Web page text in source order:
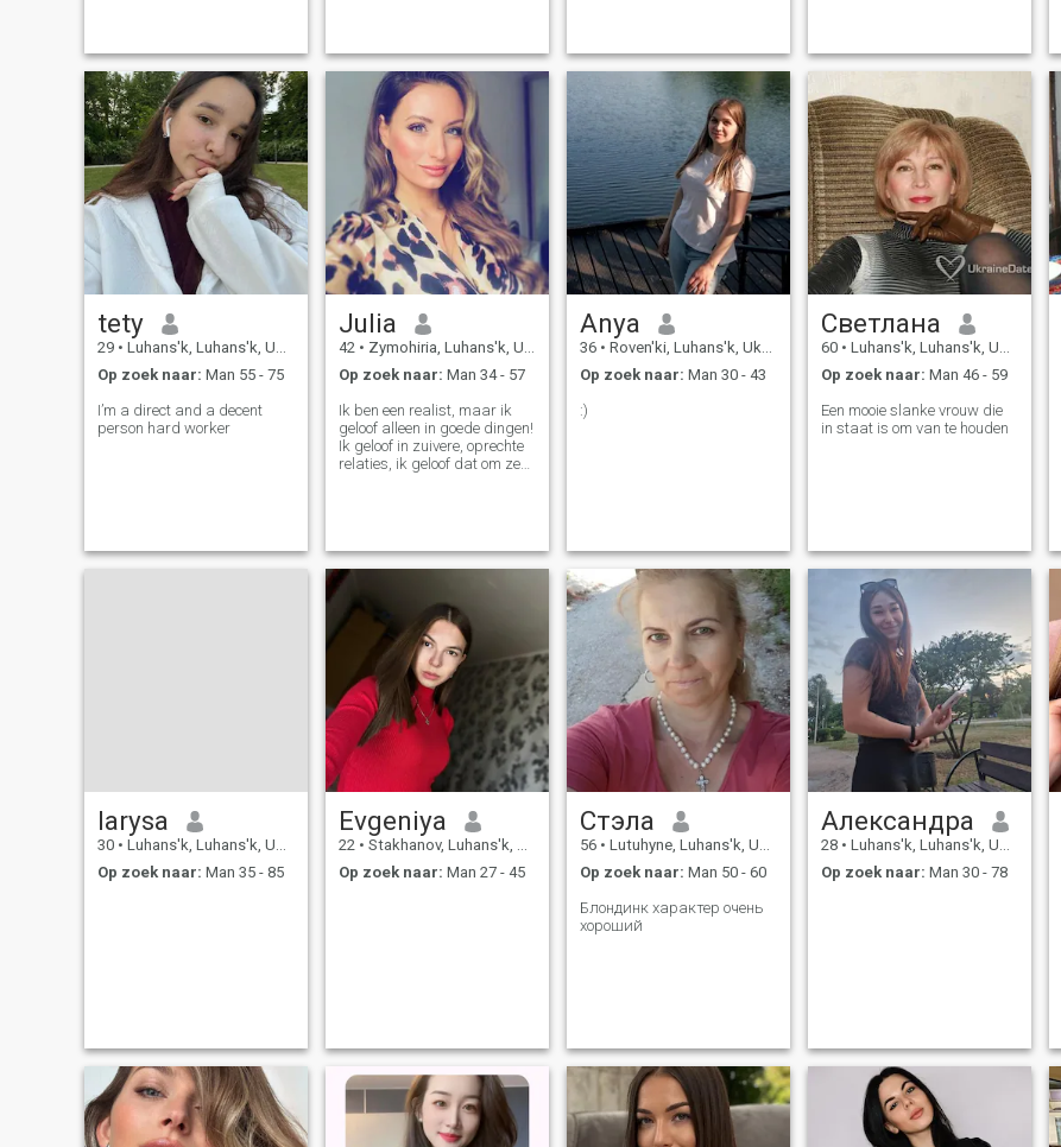
hasn't always been easy, but
it has made me
femininity and kind relation
to life has never le
laughter, and building
something genuine.
tety
29 • Luhans'k, Luhans'k, Ukraïne
Op zoek naar: Man 55 - 75
I’m a direct and a decent
person hard worker
Julia
42 • Zymohiria, Luhans'k, Ukraïne
Op zoek naar: Man 34 - 57
Ik ben een realist, maar ik
geloof alleen in goede dingen!
Ik geloof in zuivere, oprechte
relaties, ik geloof dat om ze
als WE PAAR zijn, we alleen
maar beter! juist?
Anya
36 • Roven'ki, Luhans'k, Ukraïne
Op zoek naar: Man 30 - 43
:)
Светлана
60 • Luhans'k, Luhans'k, Ukraïne
Op zoek naar: Man 46 - 59
Een mooie slanke vrouw die
in staat is om van te houden
larysa
30 • Luhans'k, Luhans'k, Ukraïne
Op zoek naar: Man 35 - 85
Evgeniya
22 • Stakhanov, Luhans'k, Ukraïne
Op zoek naar: Man 27 - 45
Стэла
56 • Lutuhyne, Luhans'k, Ukraïne
Op zoek naar: Man 50 - 60
Блондинк характер очень
хороший
Александра
28 • Luhans'k, Luhans'k, Ukraïne
Op zoek naar: Man 30 - 78